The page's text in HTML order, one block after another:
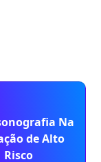
Na
de Alto
Risco